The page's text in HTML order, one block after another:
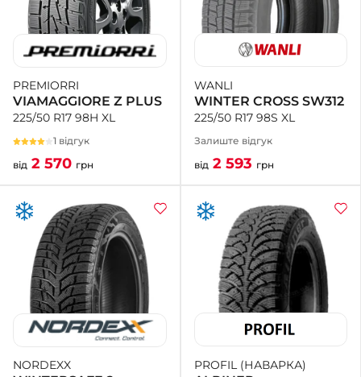
PREMIORRI
VIAMAGGIORE Z PLUS
225/50 R17 98H XL
1 відгук
від 2 570 грн
WANLI
WINTER CROSS SW312
225/50 R17 98S XL
Залиште відгук
від 2 593 грн
NORDEXX PROFIL (НАВАРКА)